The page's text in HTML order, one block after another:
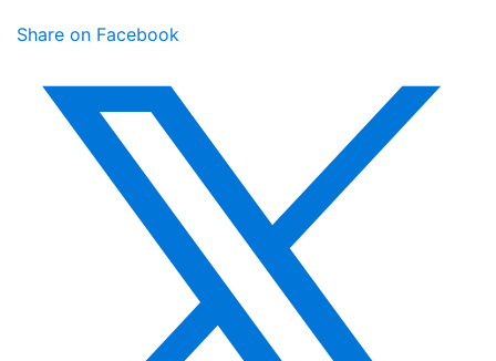
Share on Facebook